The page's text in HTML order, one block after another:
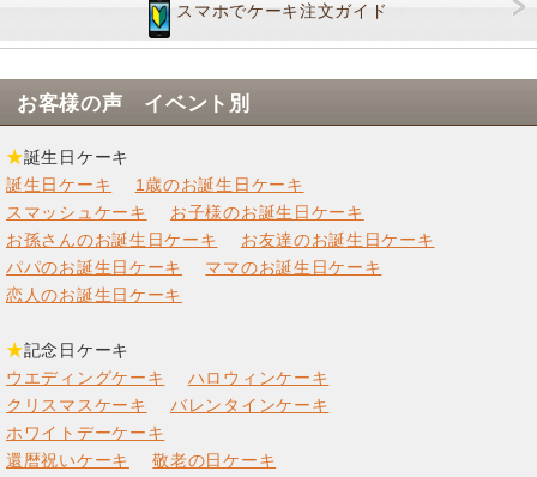
スマホでケーキ注文ガイド
お客様の声 イベント別
★誕生日ケーキ
誕生日ケーキ
1歳のお誕生日ケーキ
スマッシュケーキ
お子様のお誕生日ケーキ
お孫さんのお誕生日ケーキ
お友達のお誕生日ケーキ
パパのお誕生日ケーキ
ママのお誕生日ケーキ
恋人のお誕生日ケーキ
★記念日ケーキ
ウエディングケーキ
ハロウィンケーキ
クリスマスケーキ
バレンタインケーキ
ホワイトデーケーキ
還暦祝いケーキ
敬老の日ケーキ